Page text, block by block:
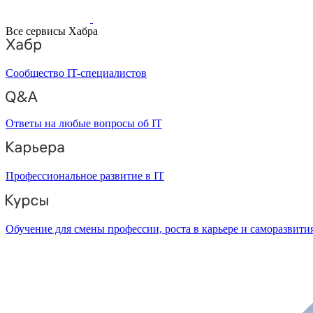
Все сервисы Хабра
Сообщество IT-специалистов
Ответы на любые вопросы об IT
Профессиональное развитие в IT
Обучение для смены профессии, роста в карьере и